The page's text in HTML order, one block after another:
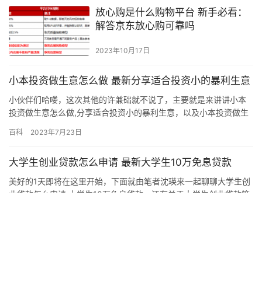
放心购是什么购物平台 新手必看：
解答京东放心购可靠吗
2023年10月17日
小本投资做生意怎么做 最新分享适合投资小的暴利生意
小伙伴们哈喽，这次其他的许兼础就不说了，主要就是来讲讲小本
投资做生意怎么做,分享适合投资小的暴利生意，以及小本投资做生
单，但如果你是新手，你可能就不这么想了。 投资小利润大的生
己没有过一时的甚至是长久的迷惘与困惑，这种情况得不到改善的
严重后果…
百科 2023年7月23日
大学生创业贷款怎么申请 最新大学生10万免息贷款
美好的1天即将在这里开始，下面就由笔者沈瑛来一起聊聊大学生创
业贷款怎么申请,大学生10万免息贷款，还有关于大学生创业贷款等